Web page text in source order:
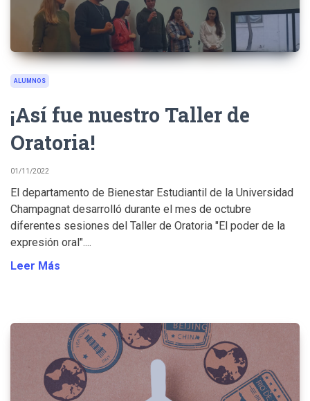
ALUMNOS
¡Así fue nuestro Taller de
Oratoria!
01/11/2022
El departamento de Bienestar Estudiantil de la Universidad
Champagnat desarrolló durante el mes de octubre
diferentes sesiones del Taller de Oratoria "El poder de la
expresión oral"....
Leer Más